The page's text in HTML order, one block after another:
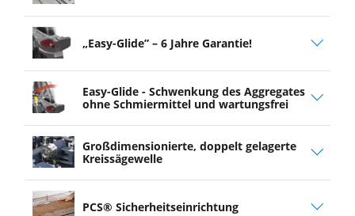
„Easy-Glide” – 6 Jahre Garantie!
Easy-Glide - Schwenkung des Aggregates
ohne Schmiermittel und wartungsfrei
Großdimensionierte, doppelt ­gelagerte
Kreissägewelle
PCS® Sicherheitseinrichtung